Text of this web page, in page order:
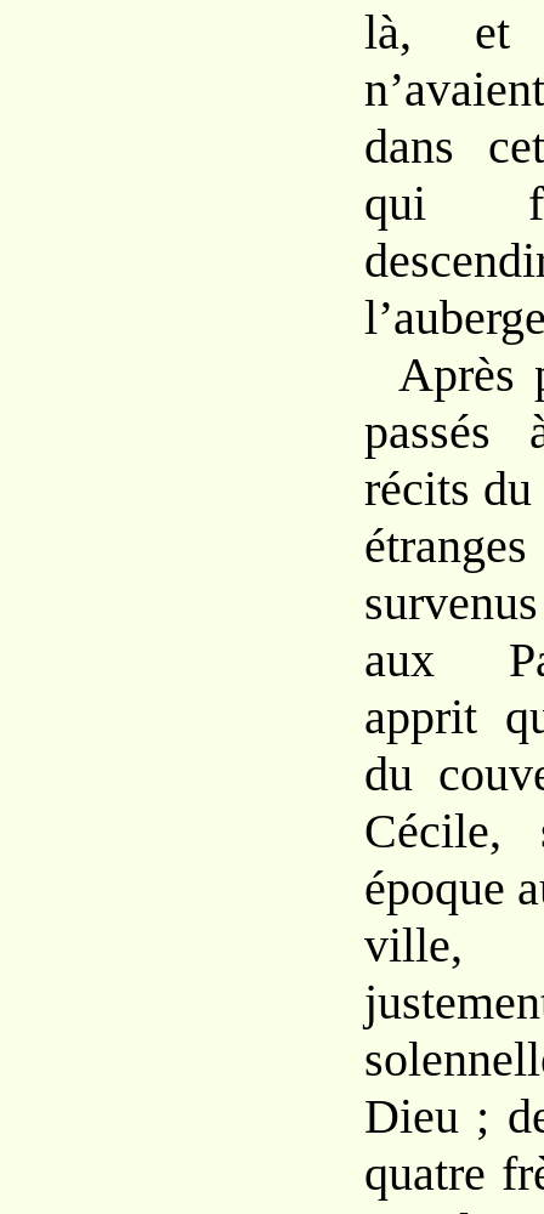
là, et
dans
qui
Après
récits du
aux
apprit
du
époque
ville,
Dieu ;
quatre